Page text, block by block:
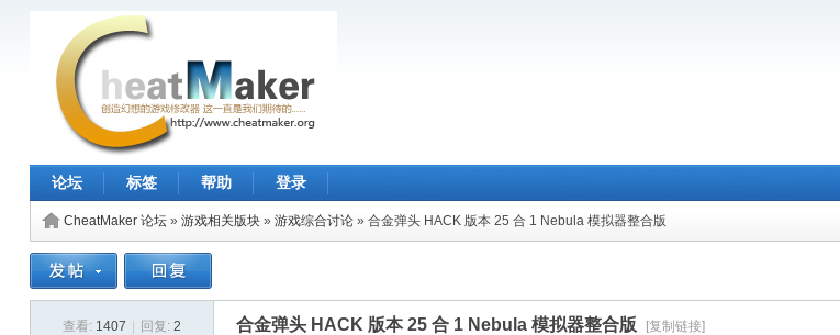
论坛 标签 帮助 登录
CheatMaker 论坛» 游戏相关版块» 游戏综合讨论» 合金弹头 HACK 版本 25 合 1 Nebula 模拟器整合版
查看: 1407 回复: 2 合金弹头 HACK 版本 25 合 1 Nebula 模拟器整合版 [复制链接]